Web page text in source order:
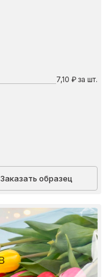
7,10 ₽ за шт.
Заказать образец